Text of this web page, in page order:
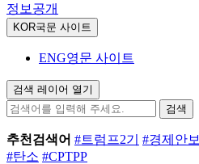
정보공개
KOR국문 사이트
ENG영문 사이트
검색 레이어 열기
검색
추천검색어 #트럼프2기 #경제안보
#탄소 #CPTPP